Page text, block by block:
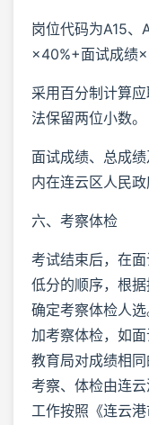
岗位代码为A15、
×40%+面试成绩
采用百分制计算
法保留两位小数。
面试成绩、总成
内在连云区人民政
六、考察体检
考试结束后，在
低分的顺序，根
确定考察体检人
加考察体检，如
教育局对成绩相同
考察、体检由连
工作按照《连云